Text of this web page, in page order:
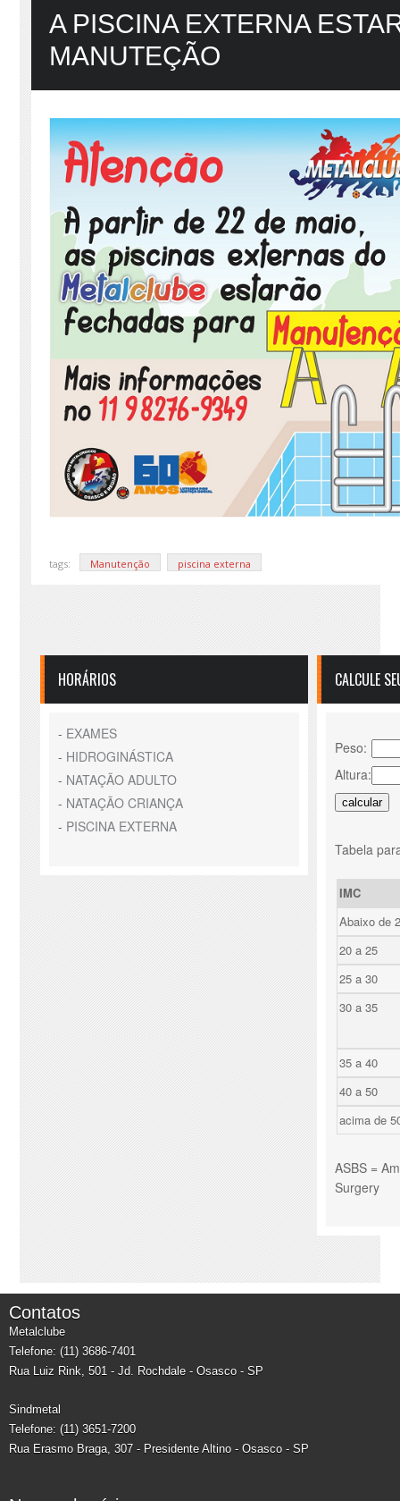
A PISCINA EXTERNA
MANUTEÇÃO
tags: Manutenção piscina externa
HORÁRIOS
- EXAMES
- HIDROGINÁSTICA
- NATAÇÃO ADULTO
- NATAÇÃO CRIANÇA
- PISCINA EXTERNA
CALCULE
Peso:
Altura:
Tabela
IMC
Abaixo de
20 a 25
25 a 30
30 a 35
35 a 40
40 a 50
acima de
ASBS =
Surgery
Contatos
Metalclube
Telefone: (11) 3686-7401
Rua Luiz Rink, 501 - Jd. Rochdale - Osasco - SP
Sindmetal
Telefone: (11) 3651-7200
Rua Erasmo Braga, 307 - Presidente Altino - Osasco - SP